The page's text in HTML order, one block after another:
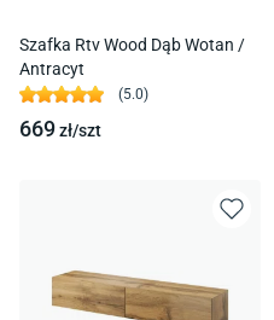
Szafka Rtv Wood Dąb Wotan /
Antracyt
(5.0)
669zł/szt